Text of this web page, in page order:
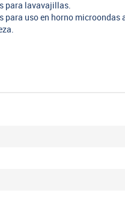
para lavavajillas.
para uso en horno